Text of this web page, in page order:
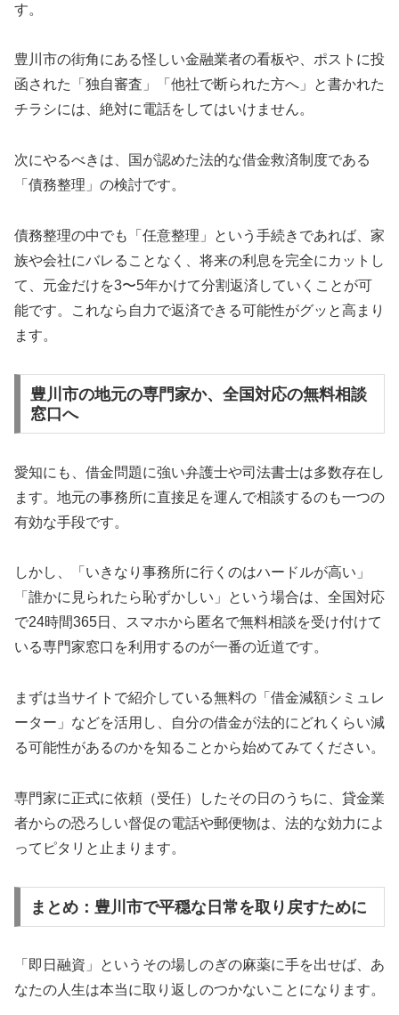
す。
豊川市の街角にある怪しい金融業者の看板や、ポストに投
函された「独自審査」「他社で断られた方へ」と書かれた
チラシには、絶対に電話をしてはいけません。
次にやるべきは、国が認めた法的な借金救済制度である
「債務整理」の検討です。
債務整理の中でも「任意整理」という手続きであれば、家
族や会社にバレることなく、将来の利息を完全にカットし
て、元金だけを3〜5年かけて分割返済していくことが可
能です。これなら自力で返済できる可能性がグッと高まり
ます。
豊川市の地元の専門家か、全国対応の無料相談
窓口へ
愛知にも、借金問題に強い弁護士や司法書士は多数存在し
ます。地元の事務所に直接足を運んで相談するのも一つの
有効な手段です。
しかし、「いきなり事務所に行くのはハードルが高い」
「誰かに見られたら恥ずかしい」という場合は、全国対応
で24時間365日、スマホから匿名で無料相談を受け付けて
いる専門家窓口を利用するのが一番の近道です。
まずは当サイトで紹介している無料の「借金減額シミュレ
ーター」などを活用し、自分の借金が法的にどれくらい減
る可能性があるのかを知ることから始めてみてください。
専門家に正式に依頼（受任）したその日のうちに、貸金業
者からの恐ろしい督促の電話や郵便物は、法的な効力によ
ってピタリと止まります。
まとめ：豊川市で平穏な日常を取り戻すために
「即日融資」というその場しのぎの麻薬に手を出せば、あ
なたの人生は本当に取り返しのつかないことになります。